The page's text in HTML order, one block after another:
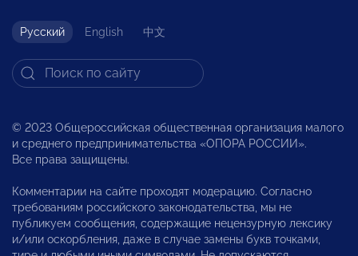
Русский English 中文
© 2023 Общероссийская общественная организация малого
и среднего предпринимательства «ОПОРА РОССИИ».
Все права защищены.
Комментарии на сайте проходят модерацию. Согласно
требованиям российского законодательства, мы не
публикуем сообщения, содержащие нецензурную лексику
и/или оскорбления, даже в случае замены букв точками,